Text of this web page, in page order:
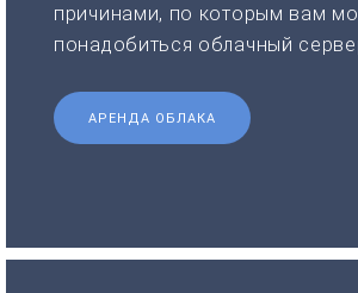
причинами, по которым вам
понадобиться облачный
АРЕНДА ОБЛАКА